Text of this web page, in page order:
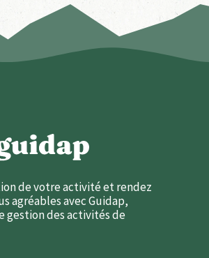
de votre activité et rendez
agréables avec Guidap,
gestion des activités de